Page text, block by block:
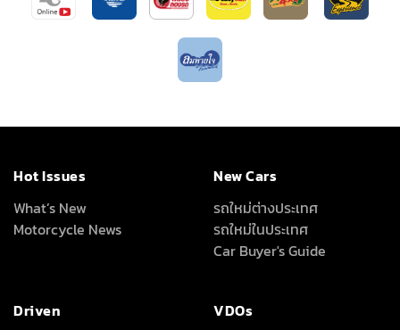
Hot Issues
What’s New
Motorcycle News
New Cars
รถใหม่ต่างประเทศ
รถใหม่ในประเทศ
Car Buyer's Guide
Driven
VDOs